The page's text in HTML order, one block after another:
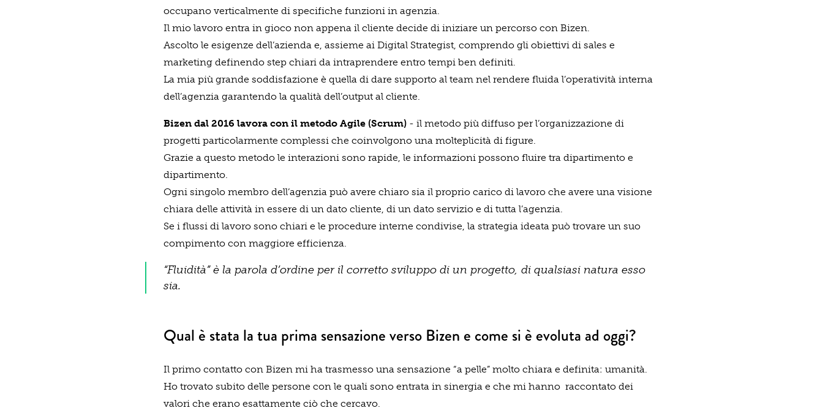
occupano verticalmente di specifiche funzioni in agenzia.
Il mio lavoro entra in gioco non appena il cliente decide di iniziare un percorso con Bizen.
Ascolto le esigenze dell’azienda e, assieme ai Digital Strategist, comprendo gli obiettivi di sales e
marketing definendo step chiari da intraprendere entro tempi ben definiti.
La mia più grande soddisfazione è quella di dare supporto al team nel rendere fluida l’operatività interna
dell’agenzia garantendo la qualità dell’output al cliente.
Bizen dal 2016 lavora con il metodo Agile (Scrum) - il metodo più diffuso per l’organizzazione di
progetti particolarmente complessi che coinvolgono una molteplicità di figure.
Grazie a questo metodo le interazioni sono rapide, le informazioni possono fluire tra dipartimento e
dipartimento.
Ogni singolo membro dell’agenzia può avere chiaro sia il proprio carico di lavoro che avere una visione
chiara delle attività in essere di un dato cliente, di un dato servizio e di tutta l’agenzia.
Se i flussi di lavoro sono chiari e le procedure interne condivise, la strategia ideata può trovare un suo
compimento con maggiore efficienza.
“Fluidità” è la parola d’ordine per il corretto sviluppo di un progetto, di qualsiasi natura esso
sia.
Qual è stata la tua prima sensazione verso Bizen e come si è evoluta ad oggi?
Il primo contatto con Bizen mi ha trasmesso una sensazione “a pelle” molto chiara e definita: umanità.
Ho trovato subito delle persone con le quali sono entrata in sinergia e che mi hanno raccontato dei
valori che erano esattamente ciò che cercavo.